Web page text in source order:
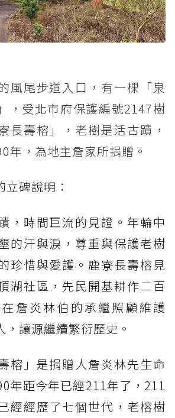
風尾步道入口，有一棵「泉
，受北市府保護編號2147樹
長壽榕」，老樹是活古蹟，
年，為地主詹家所捐贈。
碑說明：
，時間巨流的見證。年輪中
的汗與淚，尊重與保護老樹
珍惜與愛護。鹿寮長壽榕見
湖社區，先民開基耕作二百
詹炎林伯的承繼照顧維護
讓源繼續繁衍歷史。
榕」是捐贈人詹炎林先生命
年距今年已經211年了，211
經經歷了七個世代，老榕樹